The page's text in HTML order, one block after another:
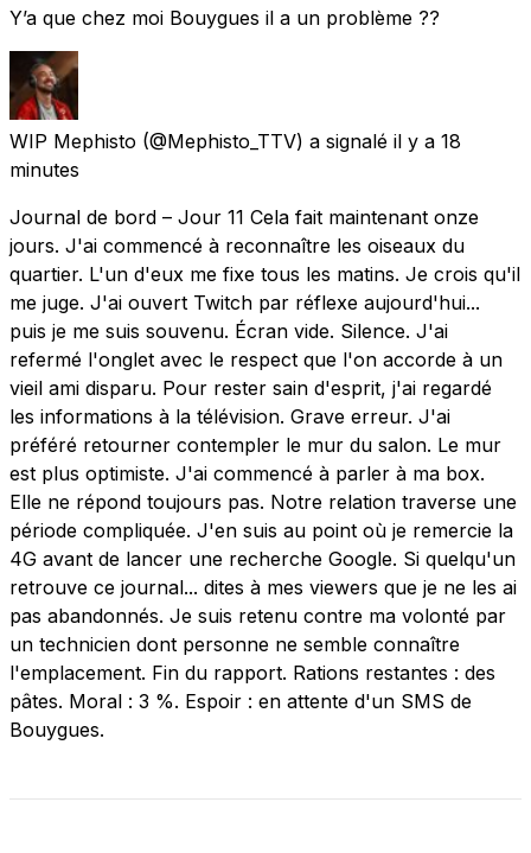
Y’a que chez moi Bouygues il a un problème ??
WIP Mephisto (@Mephisto_TTV) a signalé il y a 18
minutes
Journal de bord – Jour 11 Cela fait maintenant onze
jours. J'ai commencé à reconnaître les oiseaux du
quartier. L'un d'eux me fixe tous les matins. Je crois qu'il
me juge. J'ai ouvert Twitch par réflexe aujourd'hui...
puis je me suis souvenu. Écran vide. Silence. J'ai
refermé l'onglet avec le respect que l'on accorde à un
vieil ami disparu. Pour rester sain d'esprit, j'ai regardé
les informations à la télévision. Grave erreur. J'ai
préféré retourner contempler le mur du salon. Le mur
est plus optimiste. J'ai commencé à parler à ma box.
Elle ne répond toujours pas. Notre relation traverse une
période compliquée. J'en suis au point où je remercie la
4G avant de lancer une recherche Google. Si quelqu'un
retrouve ce journal... dites à mes viewers que je ne les ai
pas abandonnés. Je suis retenu contre ma volonté par
un technicien dont personne ne semble connaître
l'emplacement. Fin du rapport. Rations restantes : des
pâtes. Moral : 3 %. Espoir : en attente d'un SMS de
Bouygues.